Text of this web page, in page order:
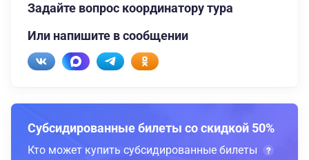
Задайте вопрос координатору тура
Или напишите в сообщении
Субсидированные билеты со скидкой 50%
Кто может купить субсидированные билеты